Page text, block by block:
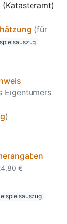
(Katasteramt)
(für
Eigentümers
)
€